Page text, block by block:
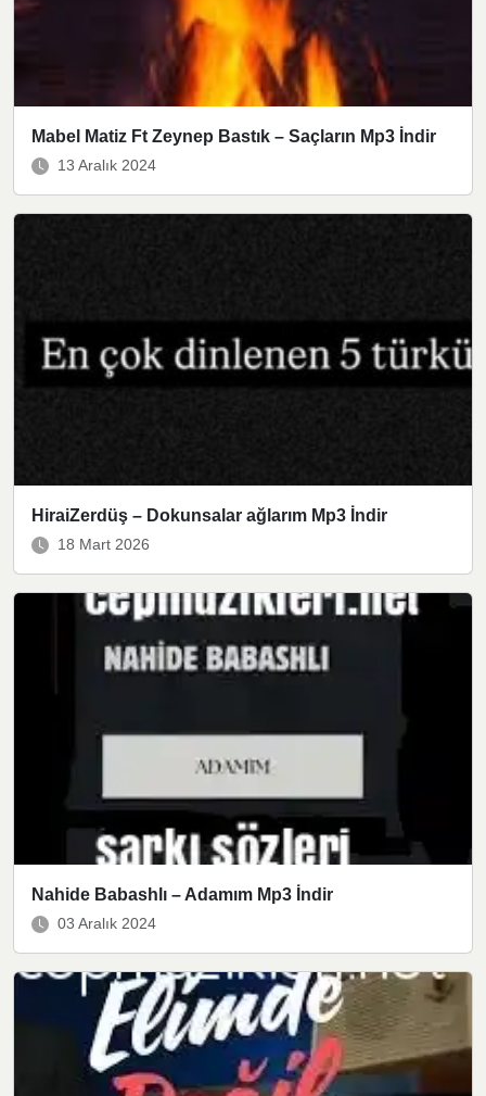
Mabel Matiz Ft Zeynep Bastık – Saçların Mp3 İndir
13 Aralık 2024
HiraiZerdüş – Dokunsalar ağlarım Mp3 İndir
18 Mart 2026
Nahide Babashlı – Adamım Mp3 İndir
03 Aralık 2024